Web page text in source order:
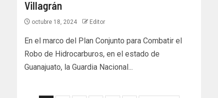
Villagrán
octubre 18, 2024 Editor
En el marco del Plan Conjunto para Combatir el
Robo de Hidrocarburos, en el estado de
Guanajuato, la Guardia Nacional...